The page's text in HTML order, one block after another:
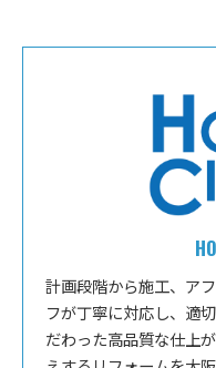
計画段階から施工、ア
フが丁寧に対応し、適
だわった高品質な仕上